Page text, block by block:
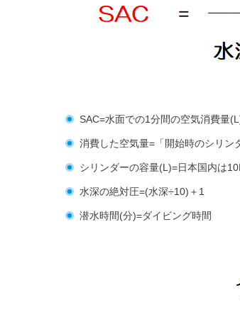
SAC=水面での1分間の空気消費量
消費した空気量=「開始時のシリン
シリンダーの容量(L)=日本国内は
水深の絶対圧=(水深÷10)＋1
潜水時間(分)=ダイビング時間